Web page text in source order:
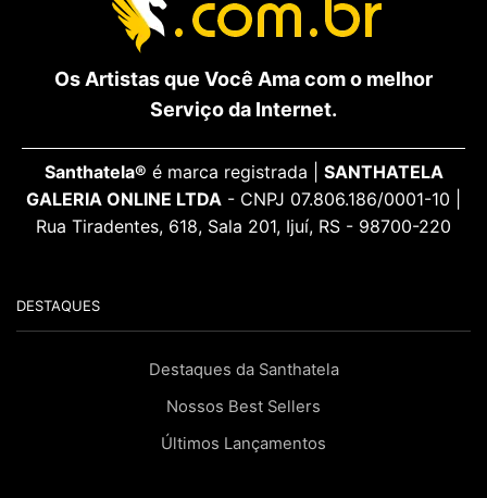
Os Artistas que Você Ama com o melhor
Serviço da Internet.
Santhatela® é marca registrada | SANTHATELA
GALERIA ONLINE LTDA - CNPJ 07.806.186/0001-10 |
Rua Tiradentes, 618, Sala 201, Ijuí, RS - 98700-220
DESTAQUES
Destaques da Santhatela
Nossos Best Sellers
Últimos Lançamentos